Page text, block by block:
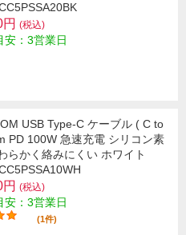
(税込)
安：3営業日
USB Type-C ケーブル ( C to
PD 100W 急速充電 シリコン素
らかく絡みにくい ホワイト
(税込)
安：3営業日
(1件)